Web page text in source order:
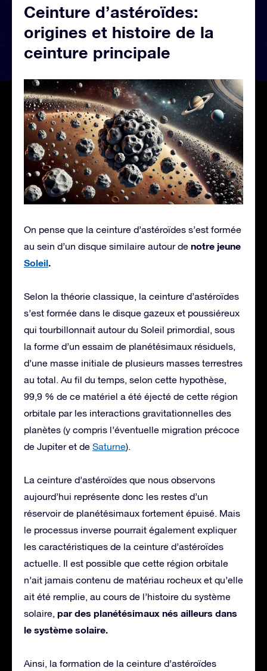
Ceinture d’astéroïdes:
origines et histoire de la
ceinture principale
On pense que la ceinture d’astéroïdes s’est formée
au sein d’un disque similaire autour de notre jeune
Soleil.
Selon la théorie classique, la ceinture d’astéroïdes
s’est formée dans le disque gazeux et poussiéreux
qui tourbillonnait autour du Soleil primordial, sous
la forme d’un essaim de planétésimaux résiduels,
d’une masse initiale de plusieurs masses terrestres
au total. Au fil du temps, selon cette hypothèse,
99,9 % de ce matériel a été éjecté de cette région
orbitale par les interactions gravitationnelles des
planètes (y compris l’éventuelle migration précoce
de Jupiter et de Saturne).
La ceinture d’astéroïdes que nous observons
aujourd’hui représente donc les restes d’un
réservoir de planétésimaux fortement épuisé. Mais
le processus inverse pourrait également expliquer
les caractéristiques de la ceinture d’astéroïdes
actuelle. Il est possible que cette région orbitale
n’ait jamais contenu de matériau rocheux et qu’elle
ait été remplie, au cours de l’histoire du système
solaire, par des planétésimaux nés ailleurs dans
le système solaire.
Ainsi, la formation de la ceinture d’astéroïdes